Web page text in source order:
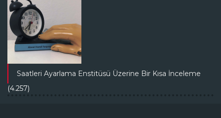
Saatleri Ayarlama Enstitüsü Üzerine Bir Kısa İnceleme
(4.257)